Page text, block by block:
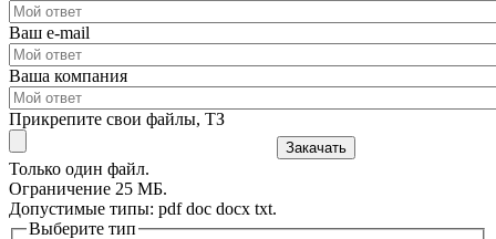
Ваш e-mail
Ваша компания
Прикрепите свои файлы, ТЗ
Только один файл.
Ограничение 25 МБ.
Допустимые типы: pdf doc docx txt.
Выберите тип